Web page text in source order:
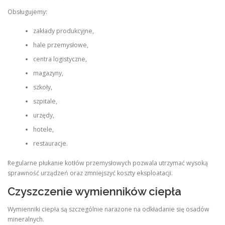
Obsługujemy:
zakłady produkcyjne,
hale przemysłowe,
centra logistyczne,
magazyny,
szkoły,
szpitale,
urzędy,
hotele,
restauracje.
Regularne płukanie kotłów przemysłowych pozwala utrzymać wysoką
sprawność urządzeń oraz zmniejszyć koszty eksploatacji.
Czyszczenie wymienników ciepła
Wymienniki ciepła są szczególnie narażone na odkładanie się osadów
mineralnych.